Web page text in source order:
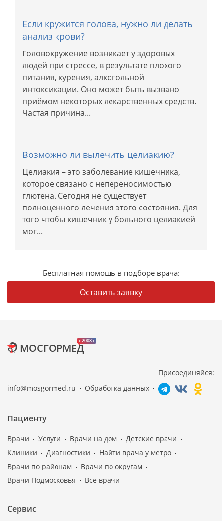
Если кружится голова, нужно ли делать
анализ крови?
Головокружение возникает у здоровых
людей при стрессе, в результате плохого
питания, курения, алкогольной
интоксикации. Оно может быть вызвано
приёмом некоторых лекарственных средств.
Частая причина...
Возможно ли вылечить целиакию?
Целиакия – это заболевание кишечника,
которое связано с непереносимостью
глютена. Сегодня не существует
полноценного лечения этого состояния. Для
того чтобы кишечник у больного целиакией
мог...
Бесплатная помощь в подборе врача:
Оставить заявку
c 2008 г
МОСГОРМЕД
info@mosgormed.ru Обработка данных
Присоединяйся:
Пациенту
Врачи Услуги Врачи на дом
Детские врачи
Клиники
Диагностики
Найти врача у метро
Врачи по районам
Врачи по округам
Врачи Подмосковья
Все врачи
Сервис